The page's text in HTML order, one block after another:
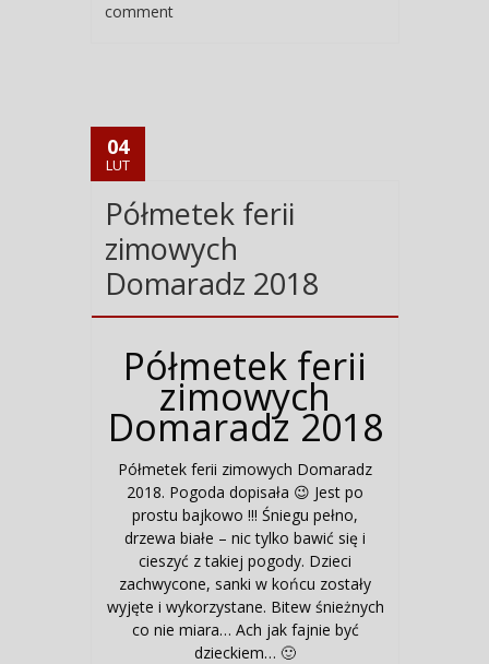
comment
04
LUT
Półmetek ferii
zimowych
Domaradz 2018
Półmetek ferii
zimowych
Domaradz 2018
Półmetek ferii zimowych Domaradz
2018. Pogoda dopisała 😉 Jest po
prostu bajkowo !!! Śniegu pełno,
drzewa białe – nic tylko bawić się i
cieszyć z takiej pogody. Dzieci
zachwycone, sanki w końcu zostały
wyjęte i wykorzystane. Bitew śnieżnych
co nie miara… Ach jak fajnie być
dzieckiem… 🙂